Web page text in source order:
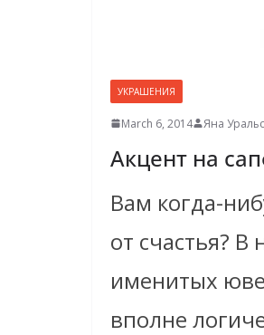
УКРАШЕНИЯ
March 6, 2014 Яна
Акцент на
Вам когда-
от счастья? В
именитых
вполне